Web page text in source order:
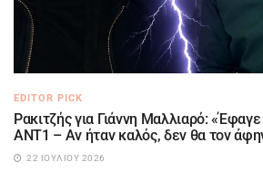
EDITOR PICK
Ρακιτζής για Γιάννη Μαλλιαρό:
ΑΝΤ1 – Αν ήταν καλός, δεν θα τον
22 ΙΟΥΛΊΟΥ 2026